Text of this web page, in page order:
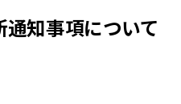
知事項について